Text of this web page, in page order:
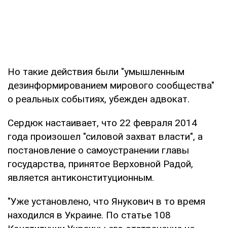
Но такие действия были "умышленным
дезинформированием мирового сообщества"
о реальных событиях, убежден адвокат.
Сердюк настаивает, что 22 февраля 2014
года произошел "силовой захват власти", а
постановление о самоустранении главы
государства, принятое Верховной Радой,
является антиконституционным.
"Уже установлено, что Янукович в то время
находился в Украине. По статье 108